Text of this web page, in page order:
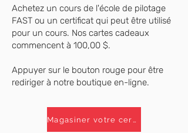
Achetez un cours de l'école de pilotage
FAST ou un certificat qui peut être utilisé
pour un cours. Nos cartes cadeaux
commencent à 100,00 $.
Appuyer sur le bouton rouge pour être
rediriger à notre boutique en-ligne.
Magasiner votre certificats-cadeaux